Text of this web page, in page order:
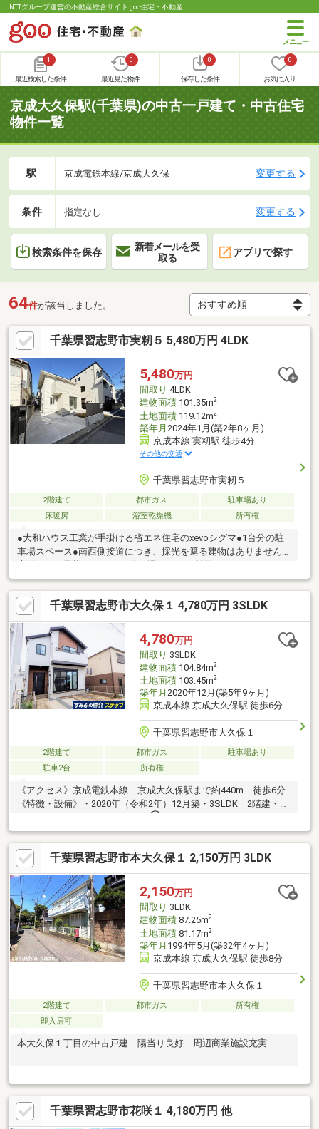
NTTグループ運営の不動産総合サイト goo住宅・不動産
1
最近検索した条件
0
最近見た物件
0
保存した条件
0
お気に入り
京成大久保駅(千葉県)の中古一戸建て・中古住宅
物件一覧
駅 京成電鉄本線/京成大久保 変更する
条件 指定なし 変更する
検索条件を保存
新着メールを受
取る
アプリで探す
64件が該当しました。
千葉県習志野市実籾５ 5,480万円 4LDK
5,480万円
間取り 4LDK
建物面積101.35m2
土地面積119.12m2
築年月 2024年1月(築2年8ヶ月)
京成本線 実籾駅 徒歩4分
その他の交通
千葉県習志野市実籾５
2階建て 都市ガス
駐車場あり
床暖房
浴室乾燥機 所有権
●大和ハウス工業が手掛ける省エネ住宅のxevoシグマ●1台分の駐
車場スペース●南西側接道につき、採光を遮る建物はありません●
床暖房付き！●太陽光発電システム・蓄電池採用高効率給湯器採
用●充実した水回り設備≪キッチン≫食器洗浄乾燥機・グリル・
浄水器内蔵混合水栓・カップボード・サポート収納ベースキャビ
ネット≪浴室≫床ワイパー洗浄（きれい除菌水）・お掃除らくら
くほっカラリ床・ゆるリラ浴槽・浴室暖房付換気乾燥機●基本天
井高2400mm
千葉県習志野市大久保１ 4,780万円 3SLDK
4,780万円
間取り 3SLDK
建物面積104.84m2
土地面積103.45m2
築年月 2020年12月(築5年9ヶ月)
京成本線 京成大久保駅 徒歩6分
千葉県習志野市大久保１
2階建て 都市ガス
駐車場あり
駐車2台
所有権
《アクセス》京成電鉄本線 京成大久保駅まで約440m 徒歩6分
《特徴・設備》・2020年（令和2年）12月築・3SLDK 2階建・南
と約7.2帖と約5.0帖に仕切ることができ、 4SLDKに変更も可能
でございます。(ただし、工事費用等は買主様負担です。)・ウォ
ークインクローゼット(約2.5帖)あり・全居室収納あり・1階に納戸
（約4.6帖）・床下収納・洗面脱衣室内に収納可能な可動棚・トイ
レ2か所（温水洗浄保温便座）・浴室に窓有り・駐車場並列駐車2
台可能(車種による)
千葉県習志野市本大久保１ 2,150万円 3LDK
2,150万円
間取り 3LDK
建物面積87.25m2
土地面積81.17m2
築年月 1994年5月(築32年4ヶ月)
京成本線 京成大久保駅 徒歩8分
千葉県習志野市本大久保１
2階建て 都市ガス
所有権
即入居可
本大久保１丁目の中古戸建 陽当り良好 周辺商業施設充実
千葉県習志野市花咲１ 4,180万円 他